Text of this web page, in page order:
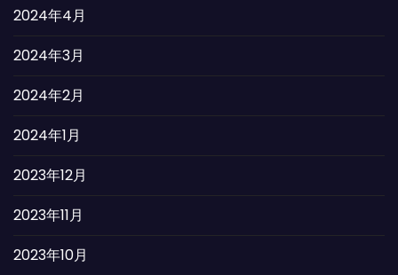
2024年4月
2024年3月
2024年2月
2024年1月
2023年12月
2023年11月
2023年10月